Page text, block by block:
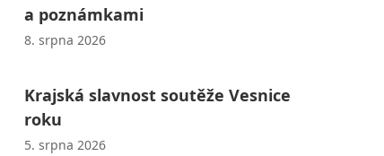
a poznámkami
8. srpna 2026
Krajská slavnost soutěže Vesnice
roku
5. srpna 2026